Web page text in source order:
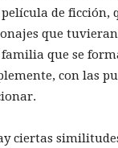
de ficción,
que
que se
con las
ciertas